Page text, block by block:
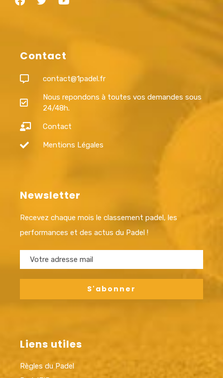
Contact
contact@1padel.fr
Nous repondons à toutes vos demandes sous
24/48h.
Contact
Mentions Légales
Newsletter
Recevez chaque mois le classement padel, les
performances et des actus du Padel !
Liens utiles
Règles du Padel